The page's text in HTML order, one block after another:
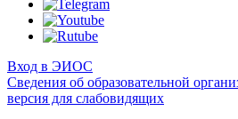
Вход в ЭИОС
Сведения об образовательной
версия для слабовидящих